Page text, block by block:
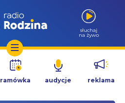
słuchaj
na żywo
ramówka audycje reklama